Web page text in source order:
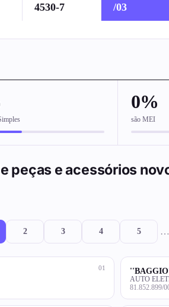
4530-7 /03
0%
são MEI
peças e acessórios
2 3 4 5 …
01
AUTO
81.852.899/